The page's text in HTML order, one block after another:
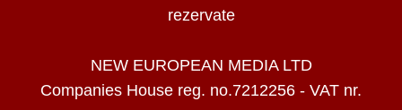
rezervate
NEW EUROPEAN MEDIA LTD
Companies House reg. no.7212256 - VAT nr.